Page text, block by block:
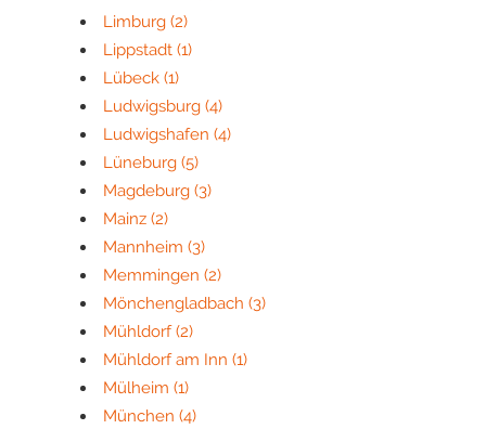
Limburg (2)
Lippstadt (1)
Lübeck (1)
Ludwigsburg (4)
Ludwigshafen (4)
Lüneburg (5)
Magdeburg (3)
Mainz (2)
Mannheim (3)
Memmingen (2)
Mönchengladbach (3)
Mühldorf(2)
Mühldorf am Inn (1)
Mülheim (1)
München (4)